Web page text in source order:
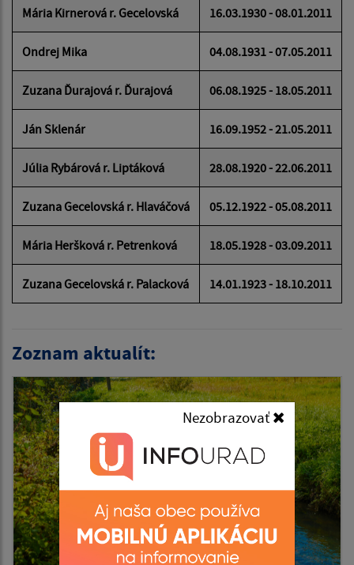
Nezobrazovať
Mária Kirnerová r. Gecelovská 16.03.1930 - 08.01.2011
Ondrej Mika 04.08.1931 - 07.05.2011
Zuzana Ďurajová r. Ďurajová 06.08.1925 - 18.05.2011
Ján Sklenár 16.09.1952 - 21.05.2011
Júlia Rybárová r. Liptáková 28.08.1920 - 22.06.2011
Zuzana Gecelovská r. Hlaváčová 05.12.1922 - 05.08.2011
Mária Heršková r. Petrenková 18.05.1928 - 03.09.2011
Zuzana Gecelovská r. Palacková 14.01.1923 - 18.10.2011
Zoznam aktualít: